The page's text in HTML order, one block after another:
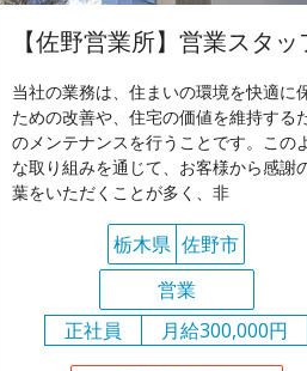
【佐野営業所】営業スタッ
当社の業務は、住まいの環境を快適に
ための改善や、住宅の価値を維持する
のメンテナンスを行うことです。この
な取り組みを通じて、お客様から感謝
葉をいただくことが多く、非
栃木県 佐野市
営業
正社員
月給300,000円